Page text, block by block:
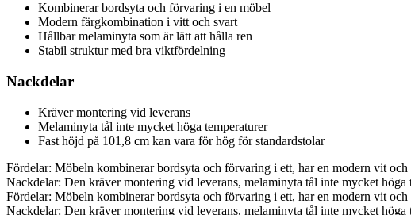
Kombinerar bordsyta och förvaring i en möbel
Modern färgkombination i vitt och svart
Hållbar melaminyta som är lätt att hålla ren
Stabil struktur med bra viktfördelning
Nackdelar
Kräver montering vid leverans
Melaminyta tål inte mycket höga temperaturer
Fast höjd på 101,8 cm kan vara för hög för standardstolar
Fördelar: Möbeln kombinerar bordsyta och förvaring i ett, har en modern vit
Nackdelar: Den kräver montering vid leverans, melaminyta tål inte mycket
Fördelar: Möbeln kombinerar bordsyta och förvaring i ett, har en modern vit
Nackdelar: Den kräver montering vid leverans, melaminyta tål inte mycket